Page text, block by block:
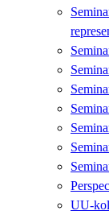
UU-